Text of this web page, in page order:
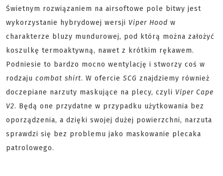
Świetnym rozwiązaniem na airsoftowe pole bitwy jest
wykorzystanie hybrydowej wersji Viper Hood w
charakterze bluzy mundurowej, pod którą można założyć
koszulkę termoaktywną, nawet z krótkim rękawem.
Podniesie to bardzo mocno wentylację i stworzy coś w
rodzaju combat shirt. W ofercie SCG znajdziemy również
doczepiane narzuty maskujące na plecy, czyli Viper Cape
V2. Będą one przydatne w przypadku użytkowania bez
oporządzenia, a dzięki swojej dużej powierzchni, narzuta
sprawdzi się bez problemu jako maskowanie plecaka
patrolowego.